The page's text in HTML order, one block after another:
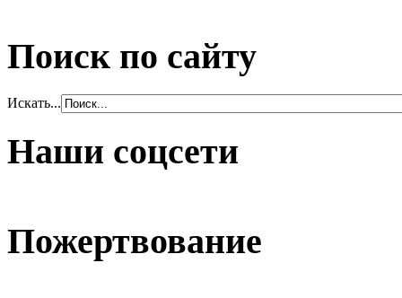
Поиск по сайту
Искать...
Наши соцсети
Пожертвование